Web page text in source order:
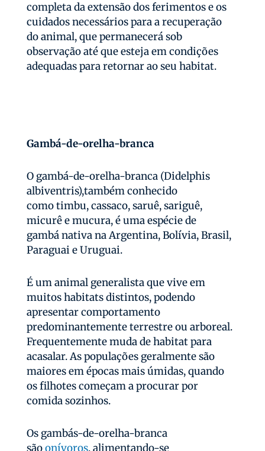
completa da extensão dos ferimentos e os
cuidados necessários para a recuperação
do animal, que permanecerá sob
observação até que esteja em condições
adequadas para retornar ao seu habitat.
Gambá-de-orelha-branca
O gambá-de-orelha-branca (Didelphis
albiventris),também conhecido
como timbu, cassaco, saruê, sariguê,
micurê e mucura, é uma espécie de
gambá nativa na Argentina, Bolívia, Brasil,
Paraguai e Uruguai.
É um animal generalista que vive em
muitos habitats distintos, podendo
apresentar comportamento
predominantemente terrestre ou arboreal.
Frequentemente muda de habitat para
acasalar. As populações geralmente são
maiores em épocas mais úmidas, quando
os filhotes começam a procurar por
comida sozinhos.
Os gambás-de-orelha-branca
sãoonívoros, alimentando-se